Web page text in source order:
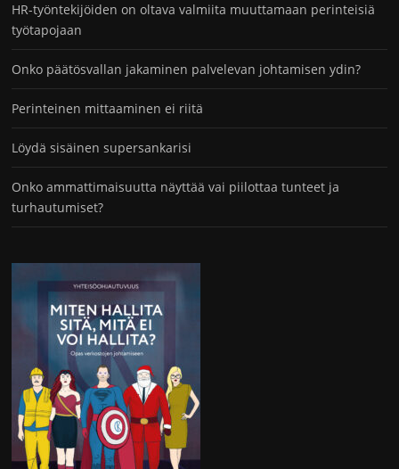
HR-työntekijöiden on oltava valmiita muuttamaan perinteisiä
työtapojaan
Onko päätösvallan jakaminen palvelevan johtamisen ydin?
Perinteinen mittaaminen ei riitä
Löydä sisäinen supersankarisi
Onko ammattimaisuutta näyttää vai piilottaa tunteet ja
turhautumiset?